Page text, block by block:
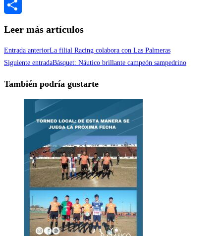
Messenger
Leer más artículos
Entrada anteriorLa filial Racing colabora con Las Palmeras
Siguiente entradaBásquet: Náutico brillante campeón sampedrino
También podría gustarte